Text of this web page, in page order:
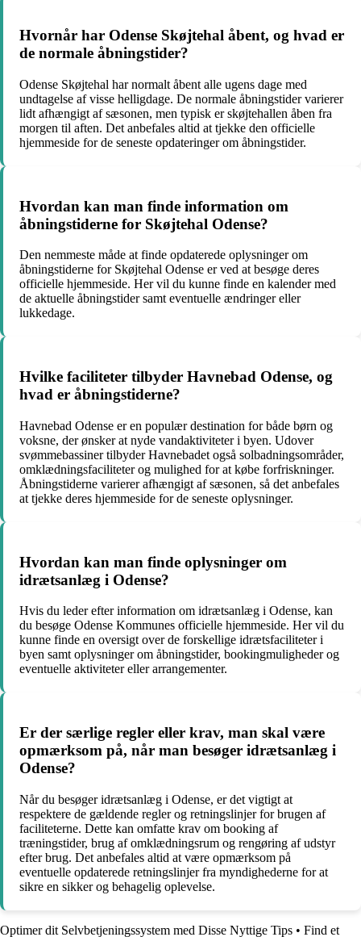
Hvornår har Odense Skøjtehal åbent, og hvad er
de normale åbningstider?
Odense Skøjtehal har normalt åbent alle ugens dage med
undtagelse af visse helligdage. De normale åbningstider varierer
lidt afhængigt af sæsonen, men typisk er skøjtehallen åben fra
morgen til aften. Det anbefales altid at tjekke den officielle
hjemmeside for de seneste opdateringer om åbningstider.
Hvordan kan man finde information om
åbningstiderne for Skøjtehal Odense?
Den nemmeste måde at finde opdaterede oplysninger om
åbningstiderne for Skøjtehal Odense er ved at besøge deres
officielle hjemmeside. Her vil du kunne finde en kalender med
de aktuelle åbningstider samt eventuelle ændringer eller
lukkedage.
Hvilke faciliteter tilbyder Havnebad Odense, og
hvad er åbningstiderne?
Havnebad Odense er en populær destination for både børn og
voksne, der ønsker at nyde vandaktiviteter i byen. Udover
svømmebassiner tilbyder Havnebadet også solbadningsområder,
omklædningsfaciliteter og mulighed for at købe forfriskninger.
Åbningstiderne varierer afhængigt af sæsonen, så det anbefales
at tjekke deres hjemmeside for de seneste oplysninger.
Hvordan kan man finde oplysninger om
idrætsanlæg i Odense?
Hvis du leder efter information om idrætsanlæg i Odense, kan
du besøge Odense Kommunes officielle hjemmeside. Her vil du
kunne finde en oversigt over de forskellige idrætsfaciliteter i
byen samt oplysninger om åbningstider, bookingmuligheder og
eventuelle aktiviteter eller arrangementer.
Er der særlige regler eller krav, man skal være
opmærksom på, når man besøger idrætsanlæg i
Odense?
Når du besøger idrætsanlæg i Odense, er det vigtigt at
respektere de gældende regler og retningslinjer for brugen af
faciliteterne. Dette kan omfatte krav om booking af
træningstider, brug af omklædningsrum og rengøring af udstyr
efter brug. Det anbefales altid at være opmærksom på
eventuelle opdaterede retningslinjer fra myndighederne for at
sikre en sikker og behagelig oplevelse.
Optimer dit Selvbetjeningssystem med Disse Nyttige Tips • Find et